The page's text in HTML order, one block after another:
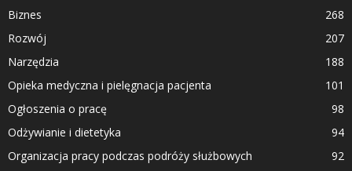
Biznes
268
Rozwój
207
Narzędzia
188
Opieka medyczna i pielęgnacja pacjenta
101
Ogłoszenia o pracę
98
Odżywianie i dietetyka
94
Organizacja pracy podczas podróży służbowych
92